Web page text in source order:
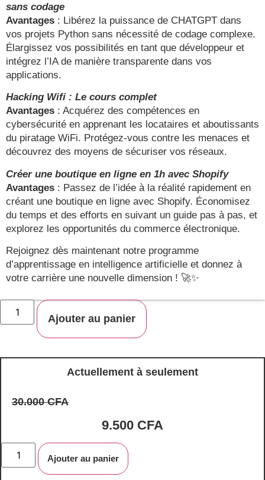
sans codage
Avantages : Libérez la puissance de CHATGPT dans
vos projets Python sans nécessité de codage complexe.
Élargissez vos possibilités en tant que développeur et
intégrez l’IA de manière transparente dans vos
applications.
Hacking Wifi : Le cours complet
Avantages : Acquérez des compétences en
cybersécurité en apprenant les locataires et aboutissants
du piratage WiFi. Protégez-vous contre les menaces et
découvrez des moyens de sécuriser vos réseaux.
Créer une boutique en ligne en 1h avec Shopify
Avantages : Passez de l’idée à la réalité rapidement en
créant une boutique en ligne avec Shopify. Économisez
du temps et des efforts en suivant un guide pas à pas, et
explorez les opportunités du commerce électronique.
Rejoignez dès maintenant notre programme
d’apprentissage en intelligence artificielle et donnez à
votre carrière une nouvelle dimension ! 🚀✨
quantité
Accès
vie
Formations
Ajouter au panier
Actuellement à seulement
30.000CFA
9.500 CFA
quantité
Accès
Ajouter au panier